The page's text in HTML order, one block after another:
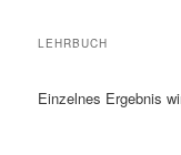
LEHRBUCH
Einzelnes Ergebnis